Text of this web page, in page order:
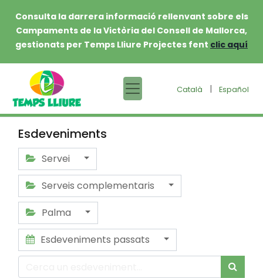
Consulta la darrera informació rellenvant sobre els
Campaments de la Victòria del Consell de Mallorca,
gestionats per Temps Lliure Projectes fent clic aquí
Català | Español
Esdeveniments
Servei
Serveis complementaris
Palma
Esdeveniments passats